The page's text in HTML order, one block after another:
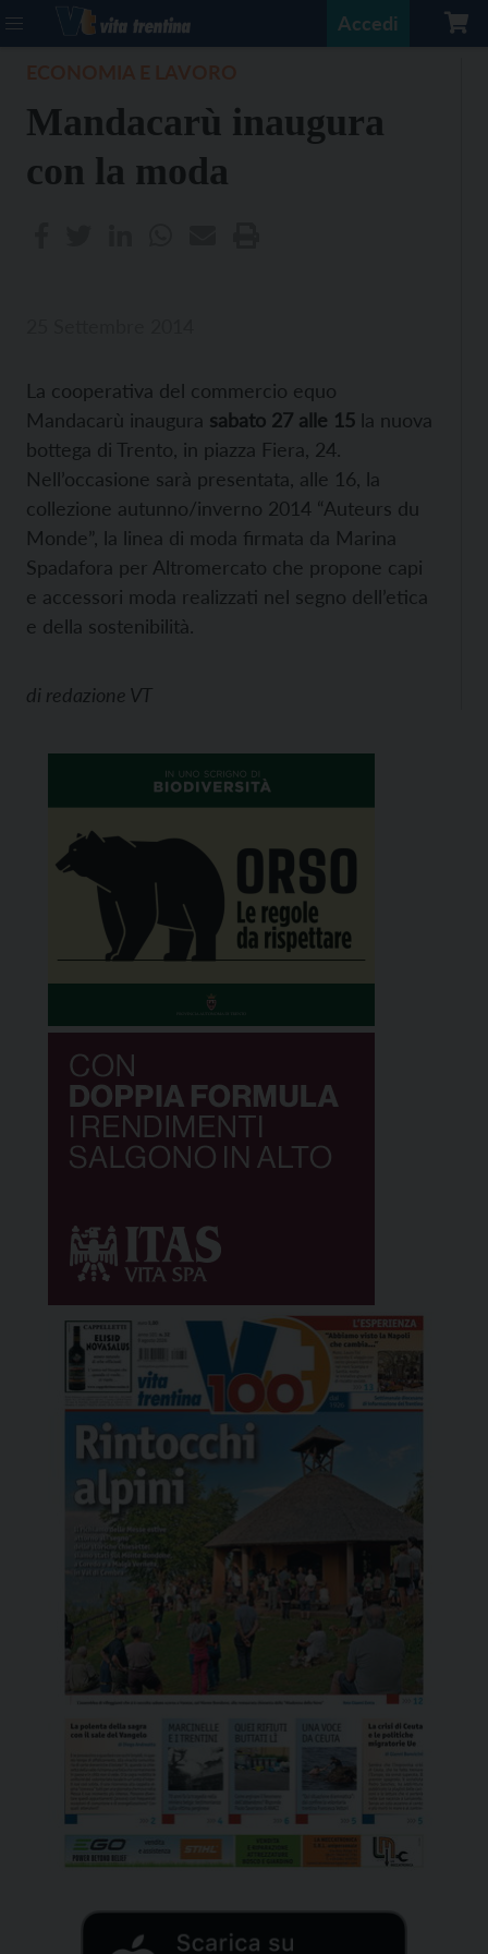
Accedi
Mandacarù inaugura
con la moda
La cooperativa del commercio equo
Mandacarù inaugura sabato 27 alle 15 la nuova
bottega di Trento, in piazza Fiera, 24.
Nell’occasione sarà presentata, alle 16, la
collezione autunno/inverno 2014 “Auteurs du
Monde”, la linea di moda firmata da Marina
Spadafora per Altromercato che propone capi
e accessori moda realizzati nel segno dell’etica
e della sostenibilità.
di redazione VT